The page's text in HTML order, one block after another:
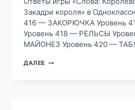
Закадри короля» в
416 — ЗАКОРЮЧКА Уровень
Уровень 418 — РЕЛЬСЫ
МАЙОНЕЗ Уровень 420 —
ДАЛЕЕ ОТВЕТ